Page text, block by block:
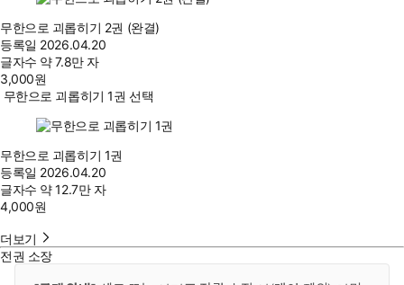
무한으로 괴롭히기 2권 (완결)
등록일 2026.04.20
글자수 약 7.8만 자
3,000원
무한으로 괴롭히기 1권 선택
무한으로 괴롭히기 1권
등록일 2026.04.20
글자수 약 12.7만 자
4,000원
더보기
전권 소장